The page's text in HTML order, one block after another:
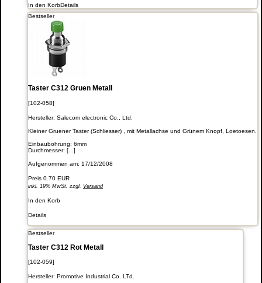
In den KorbDetails
Bestseller
Taster C312 Gruen Metall
[102-058]
Hersteller: Salecom electronic Co., Ltd.
Kleiner Gruener Taster (Schliesser) , mit Metallachse und Grünem Knopf, Loetoesen.
Einbaubohrung: 6mm
Durchmesser: [...]
Aufgenommen am: 17/12/2008
Preis 0.70 EUR
inkl. 19% MwSt. zzgl. Versand
In den Korb
Details
Bestseller
Taster C312 Rot Metall
[102-059]
Hersteller: Promotive Industrial Co. LTd.